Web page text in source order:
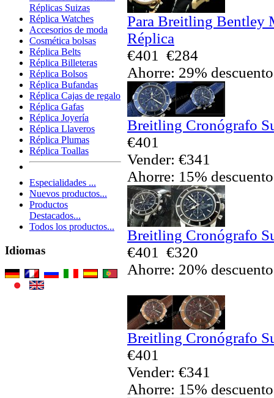
Réplicas Suizas
Réplica Watches
Accesorios de moda
Cosmética bolsas
Réplica Belts
Réplica Billeteras
Réplica Bolsos
Réplica Bufandas
Réplica Cajas de regalo
Réplica Gafas
Réplica Joyería
Réplica Llaveros
Réplica Plumas
Réplica Toallas
Especialidades ...
Nuevos productos...
Productos
Destacados...
Todos los productos...
Idiomas
Para Breitling Bentley
Réplica
€401
€284
Ahorre: 29% descuento
Breitling Cronógrafo
€401
Vender: €341
Ahorre: 15% descuento
Breitling Cronógrafo
€401
€320
Ahorre: 20% descuento
Breitling Cronógrafo
€401
Vender: €341
Ahorre: 15% descuento